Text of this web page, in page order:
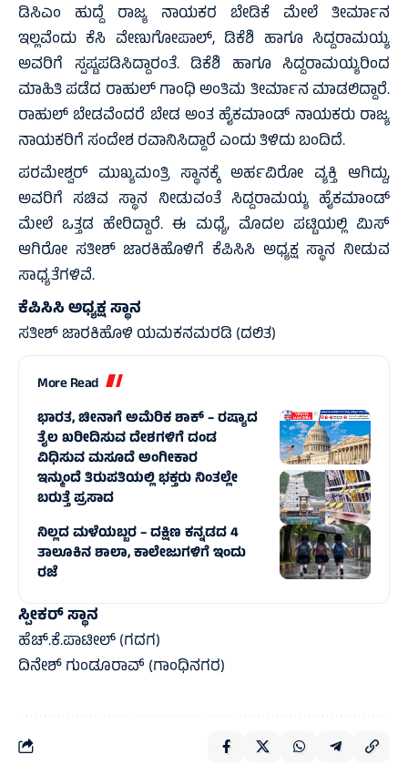
ಡಿಸಿಎಂ ಹುದ್ದೆ ರಾಜ್ಯ ನಾಯಕರ ಬೇಡಿಕೆ ಮೇಲೆ ತೀರ್ಮಾನ
ಇಲ್ಲವೆಂದು ಕೆಸಿ ವೇಣುಗೋಪಾಲ್, ಡಿಕೆಶಿ ಹಾಗೂ ಸಿದ್ದರಾಮಯ್ಯ
ಅವರಿಗೆ ಸ್ಪಷ್ಟಪಡಿಸಿದ್ದಾರಂತೆ. ಡಿಕೆಶಿ ಹಾಗೂ ಸಿದ್ದರಾಮಯ್ಯರಿಂದ
ಮಾಹಿತಿ ಪಡೆದ ರಾಹುಲ್ ಗಾಂಧಿ ಅಂತಿಮ ತೀರ್ಮಾನ ಮಾಡಲಿದ್ದಾರೆ.
ರಾಹುಲ್ ಬೇಡವೆಂದರೆ ಬೇಡ ಅಂತ ಹೈಕಮಾಂಡ್ ನಾಯಕರು ರಾಜ್ಯ
ನಾಯಕರಿಗೆ ಸಂದೇಶ ರವಾನಿಸಿದ್ದಾರೆ ಎಂದು ತಿಳಿದು ಬಂದಿದೆ.
ಪರಮೇಶ್ವರ್ ಮುಖ್ಯಮಂತ್ರಿ ಸ್ಥಾನಕ್ಕೆ ಅರ್ಹವಿರೋ ವ್ಯಕ್ತಿ ಆಗಿದ್ದು,
ಅವರಿಗೆ ಸಚಿವ ಸ್ಥಾನ ನೀಡುವಂತೆ ಸಿದ್ದರಾಮಯ್ಯ ಹೈಕಮಾಂಡ್
ಮೇಲೆ ಒತ್ತಡ ಹೇರಿದ್ದಾರೆ. ಈ ಮಧ್ಯೆ, ಮೊದಲ ಪಟ್ಟಿಯಲ್ಲಿ ಮಿಸ್
ಆಗಿರೋ ಸತೀಶ್ ಜಾರಕಿಹೊಳಿಗೆ ಕೆಪಿಸಿಸಿ ಅಧ್ಯಕ್ಷ ಸ್ಥಾನ ನೀಡುವ
ಸಾಧ್ಯತೆಗಳಿವೆ.
ಕೆಪಿಸಿಸಿ ಅಧ್ಯಕ್ಷ ಸ್ಥಾನ
ಸತೀಶ್ ಜಾರಕಿಹೊಳಿ ಯಮಕನಮರಡಿ (ದಲಿತ)
More Read
ಭಾರತ, ಚೀನಾಗೆ ಅಮೆರಿಕ ಶಾಕ್‌ – ರಷ್ಯಾದ
ತೈಲ ಖರೀದಿಸುವ ದೇಶಗಳಿಗೆ ದಂಡ
ವಿಧಿಸುವ ಮಸೂದೆ ಅಂಗೀಕಾರ
ಇನ್ಮುಂದೆ ತಿರುಪತಿಯಲ್ಲಿ ಭಕ್ತರು ನಿಂತಲ್ಲೇ
ಬರುತ್ತೆ ಪ್ರಸಾದ
ನಿಲ್ಲದ ಮಳೆಯಬ್ಬರ – ದಕ್ಷಿಣ ಕನ್ನಡದ 4
ತಾಲೂಕಿನ ಶಾಲಾ, ಕಾಲೇಜುಗಳಿಗೆ ಇಂದು
ರಜೆ
ಸ್ಪೀಕರ್ ಸ್ಥಾನ
ಹೆಚ್.ಕೆ.ಪಾಟೀಲ್ (ಗದಗ)
ದಿನೇಶ್ ಗುಂಡೂರಾವ್ (ಗಾಂಧಿನಗರ)